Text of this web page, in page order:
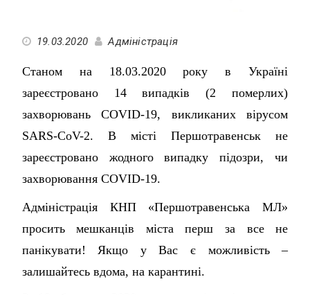
19.03.2020 Адміністрація
Станом на 18.03.2020 року в Україні
зареєстровано 14 випадків (2 померлих)
захворювань COVID-19, викликаних вірусом
SARS-CoV-2. В місті Першотравенськ не
зареєстровано жодного випадку підозри, чи
захворювання COVID-19.
Адміністрація КНП «Першотравенська МЛ»
просить мешканців міста перш за все не
панікувати! Якщо у Вас є можливість –
залишайтесь вдома, на карантині.